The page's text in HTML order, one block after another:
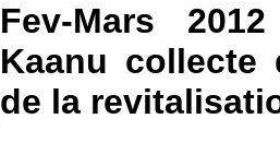
Fev-Mars
Kaanu collecte
de la